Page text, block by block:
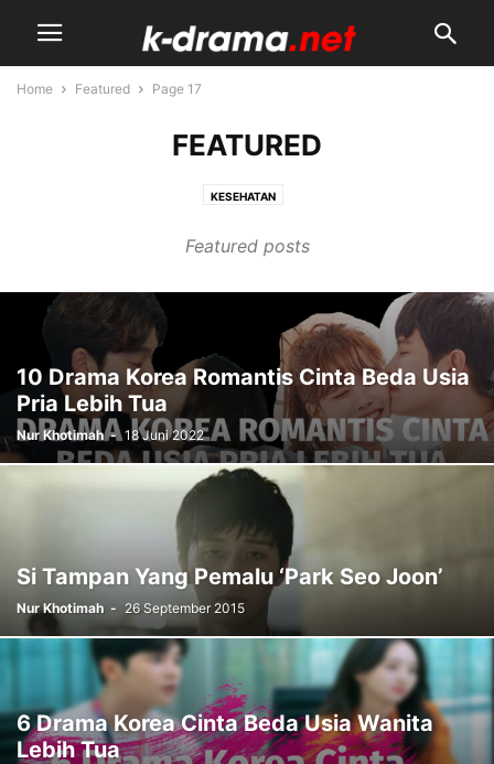
Home Featured Page 17
FEATURED
KESEHATAN
Featured posts
10 Drama Korea Romantis Cinta Beda Usia
Pria Lebih Tua
Nur Khotimah - 18 Juni 2022
Si Tampan Yang Pemalu ‘Park Seo Joon’
Nur Khotimah - 26 September 2015
6 Drama Korea Cinta Beda Usia Wanita
Lebih Tua